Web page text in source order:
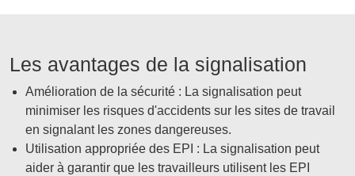
Les avantages de la signalisation
Amélioration de la sécurité : La signalisation peut
minimiser les risques d'accidents sur les sites de travail
en signalant les zones dangereuses.
Utilisation appropriée des EPI : La signalisation peut
aider à garantir que les travailleurs utilisent les EPI